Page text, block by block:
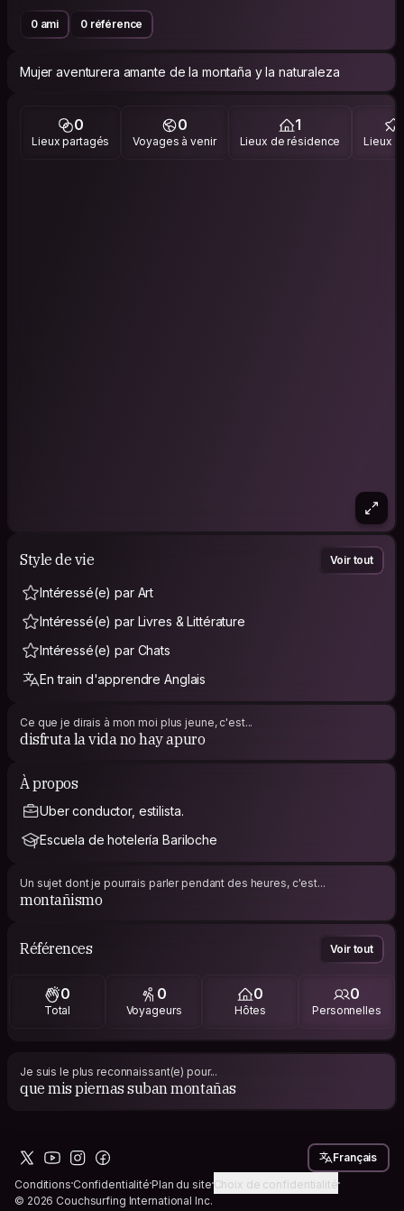
0 ami 0 référence
Mujer aventurera amante de la montaña y la naturaleza
0
Lieux partagés
0
Voyages à venir
1
Lieux de résidence Lieux
Style de vie Voir tout
Intéressé(e) par Art
Intéressé(e) par Livres & Littérature
Intéressé(e) par Chats
En train d'apprendre Anglais
Ce que je dirais à mon moi plus jeune, c'est...
disfruta la vida no hay apuro
À propos
Uber conductor, estilista.
Escuela de hotelería Bariloche
Un sujet dont je pourrais parler pendant des heures, c'est...
montañismo
Références Voir tout
0
Total
0
Voyageurs
0
Hôtes
0
Personnelles
Je suis le plus reconnaissant(e) pour...
que mis piernas suban montañas
ConditionsConfidentialitéPlan du siteChoix de confidentialité
© 2026 Couchsurfing International Inc.
Français